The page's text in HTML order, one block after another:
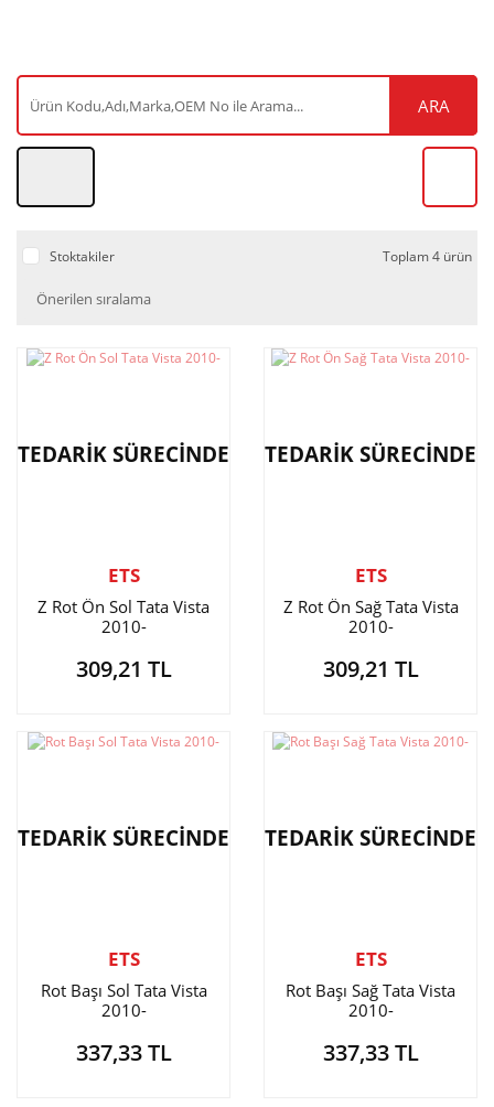
ARA
Stoktakiler Toplam 4 ürün
TEDARİK SÜRECİNDE
ETS
Z Rot Ön Sol Tata Vista
2010-
309,21 TL
TEDARİK SÜRECİNDE
ETS
Z Rot Ön Sağ Tata Vista
2010-
309,21 TL
TEDARİK SÜRECİNDE
ETS
Rot Başı Sol Tata Vista
2010-
337,33 TL
TEDARİK SÜRECİNDE
ETS
Rot Başı Sağ Tata Vista
2010-
337,33 TL